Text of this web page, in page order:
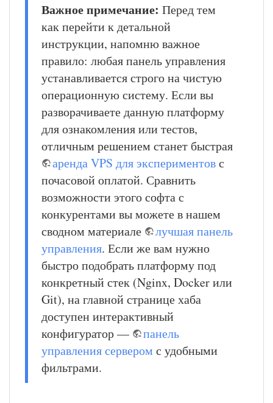
Важное примечание: Перед тем
как перейти к детальной
инструкции, напомню важное
правило: любая панель управления
устанавливается строго на чистую
операционную систему. Если вы
разворачиваете данную платформу
для ознакомления или тестов,
отличным решением станет быстрая
аренда VPS для экспериментовс
почасовой оплатой. Сравнить
возможности этого софта с
конкурентами вы можете в нашем
сводном материале
лучшая панель
управления. Если же вам нужно
быстро подобрать платформу под
конкретный стек (Nginx, Docker или
Git), на главной странице хаба
доступен интерактивный
конфигуратор —
панель
управления сервером с удобными
фильтрами.